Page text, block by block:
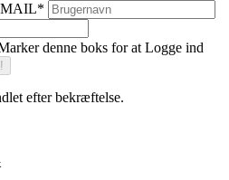
*
denne boks for at Logge ind
efter bekræftelse.